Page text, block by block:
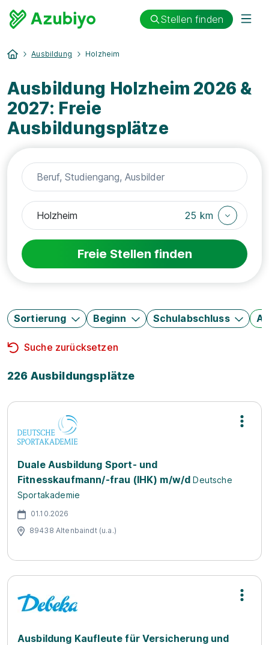
Stellen finden
Ausbildung Holzheim
Ausbildung Holzheim 2026 &
2027: Freie
Ausbildungsplätze
25 km
Freie Stellen finden
Sortierung Beginn Schulabschluss
Suche zurücksetzen
226 Ausbildungsplätze
Duale Ausbildung Sport- und
Fitnesskaufmann/-frau (IHK) m/w/d Deutsche
Sportakademie
01.10.2026
89438 Altenbaindt (u.a.)
Ausbildung Kaufleute für Versicherung und